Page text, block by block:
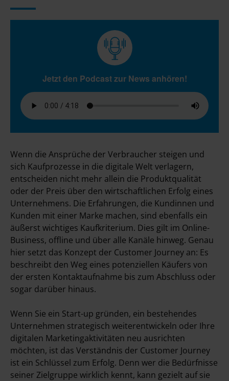
Jetzt den Podcast zur News anhören!
Wenn die Ansprüche der Verbraucher steigen und
sich Kaufprozesse in die digitale Welt verlagern,
entscheiden nicht mehr allein die Produktqualität
oder der Preis über den wirtschaftlichen Erfolg eines
Unternehmens. Die Erfahrungen, die Kundinnen und
Kunden mit einer Marke machen, sind ebenfalls ein
äußerst wichtiges Kaufkriterium. Dies gilt im Online-
Business, offline und über alle Kanäle hinweg. Genau
hier setzt das Konzept der Customer Journey an: Es
beschreibt den Weg eines potenziellen Käufers von
der ersten Kontaktaufnahme bis zum Abschluss oder
sogar darüber hinaus.
Wenn Sie ein Start-up gründen, ein bestehendes
Unternehmen strategisch weiterentwickeln oder Ihre
digitalen Marketingaktivitäten neu ausrichten
möchten, ist das Verständnis der Customer Journey
ist ein Schlüssel zum Erfolg. Denn wer die Bedürfnisse
seiner Zielgruppe wirklich kennt, kann gezielt auf sie